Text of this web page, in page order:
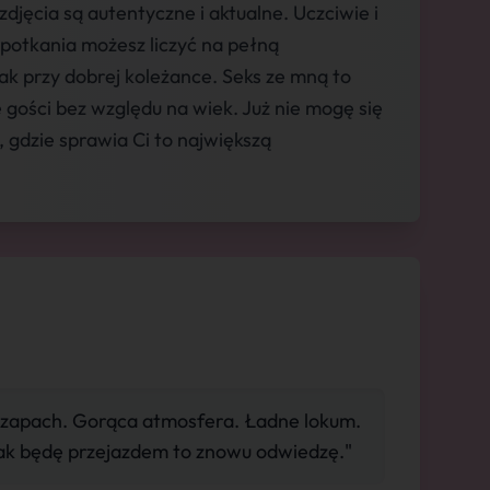
są autentyczne i aktualne. Uczciwie i
możesz liczyć na pełną
przy dobrej koleżance. Seks ze mną to
bez względu na wiek. Już nie mogę się
gdzie sprawia Ci to największą
Gorąca atmosfera. Ładne lokum.
będę przejazdem to znowu odwiedzę."